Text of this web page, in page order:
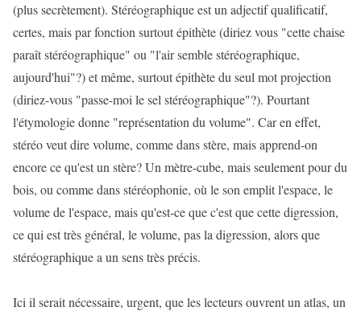
(plus secrètement). Stéréographique est un adjectif qualificatif,
certes, mais par fonction surtout épithète (diriez vous "cette chaise
paraît stéréographique" ou "l'air semble stéréographique,
aujourd'hui"?) et même, surtout épithète du seul mot projection
(diriez-vous "passe-moi le sel stéréographique"?). Pourtant
l'étymologie donne "représentation du volume". Car en effet,
stéréo veut dire volume, comme dans stère, mais apprend-on
encore ce qu'est un stère? Un mètre-cube, mais seulement pour du
bois, ou comme dans stéréophonie, où le son emplit l'espace, le
volume de l'espace, mais qu'est-ce que c'est que cette digression,
ce qui est très général, le volume, pas la digression, alors que
stéréographique a un sens très précis.
Ici il serait nécessaire, urgent, que les lecteurs ouvrent un atlas, un